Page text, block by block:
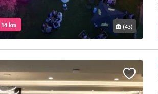
km (43)